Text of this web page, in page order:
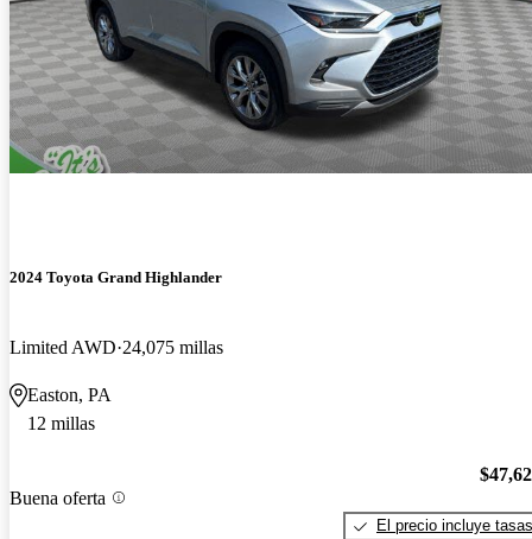
2024 Toyota Grand Highlander
Limited AWD 24,075 millas
Easton, PA
12 millas
Buena oferta
El precio incluye tasas